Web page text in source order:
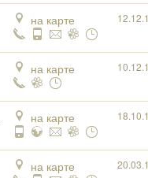
на карте
на карте
на карте
на карте